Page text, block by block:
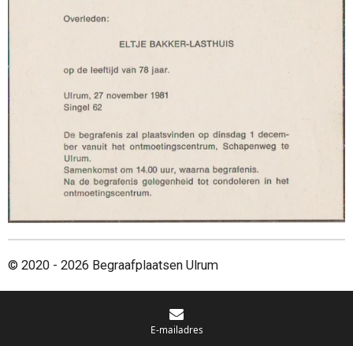
© 2020 - 2026 Begraafplaatsen Ulrum
E-mailadres